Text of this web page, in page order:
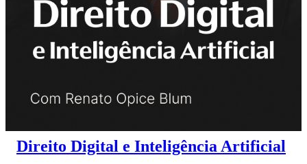
Direito Digital e Inteligência Artificial